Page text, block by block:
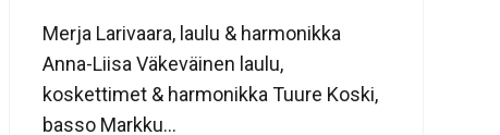
Merja Larivaara, laulu & harmonikka
Anna-Liisa Väkeväinen laulu,
koskettimet & harmonikka Tuure Koski,
basso Markku...